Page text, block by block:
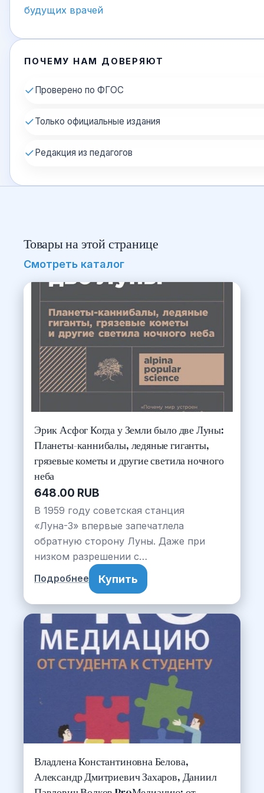
будущих врачей
ПОЧЕМУ НАМ ДОВЕРЯЮТ
✓ Проверено по ФГОС
✓Только официальные издания
✓ Редакция из педагогов
Товары на этой странице
Смотреть каталог
Эрик Асфог Когда у Земли было две Луны:
Планеты-каннибалы, ледяные гиганты,
грязевые кометы и другие светила ночного
неба
648.00 RUB
В 1959 году советская станция
«Луна-3» впервые запечатлела
обратную сторону Луны. Даже при
низком разрешении с…
Подробнее Купить
Владлена Константиновна Белова,
Александр Дмитриевич Захаров, Даниил